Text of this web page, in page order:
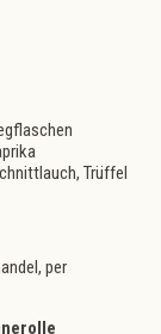
Trüffel
per